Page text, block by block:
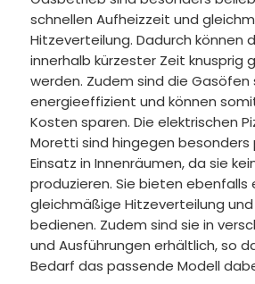
schnellen Aufheizzeit und
Hitzeverteilung. Dadurch können
innerhalb kürzester Zeit knusprig
werden. Zudem sind die Gasöfen
energieeffizient und können
Kosten sparen. Die elektrischen
Moretti sind hingegen besonders
Einsatz in Innenräumen, da sie
produzieren. Sie bieten ebenfalls
gleichmäßige Hitzeverteilung
bedienen. Zudem sind sie in
und Ausführungen erhältlich, so
Bedarf das passende Modell